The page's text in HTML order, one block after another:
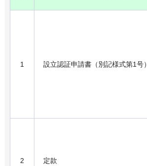
1 設立認証申請書（別記様式第1号）
2 定款